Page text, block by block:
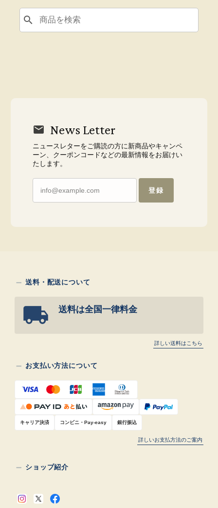
search
News Letter
ニュースレターをご購読の方に新商品やキャンペ
ーン、クーポンコードなどの最新情報をお届けい
たします。
登録
送料・配送について
送料は全国一律料金
詳しい送料はこちら
お支払い方法について
キャリア決済 コンビニ・Pay-easy 銀行振込
詳しいお支払方法のご案内
ショップ紹介